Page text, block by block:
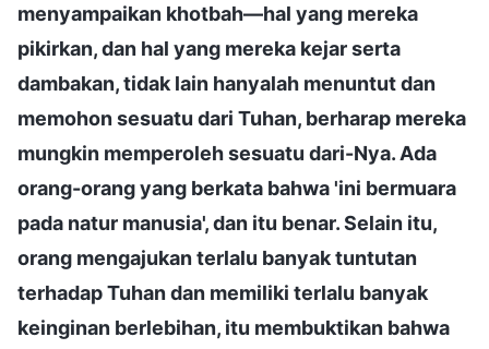
menyampaikan khotbah—hal yang mereka
pikirkan, dan hal yang mereka kejar serta
dambakan, tidak lain hanyalah menuntut dan
memohon sesuatu dari Tuhan, berharap mereka
mungkin memperoleh sesuatu dari-Nya. Ada
orang-orang yang berkata bahwa 'ini bermuara
pada natur manusia', dan itu benar. Selain itu,
orang mengajukan terlalu banyak tuntutan
terhadap Tuhan dan memiliki terlalu banyak
keinginan berlebihan, itu membuktikan bahwa